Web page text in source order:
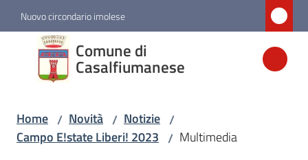
Vai al contenuto
Vai alla navigazione
Vai al footer
Nuovo circondario imolese
Comune di
Casalfiumanese
Comune di
Casalfiumanese
Amministrazione
Home / Novità / Notizie /
Campo E!state Liberi! 2023 / Multimedia